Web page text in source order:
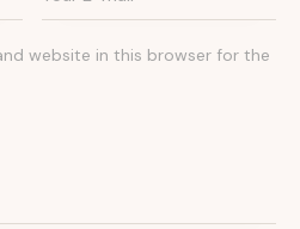
website in this browser for the